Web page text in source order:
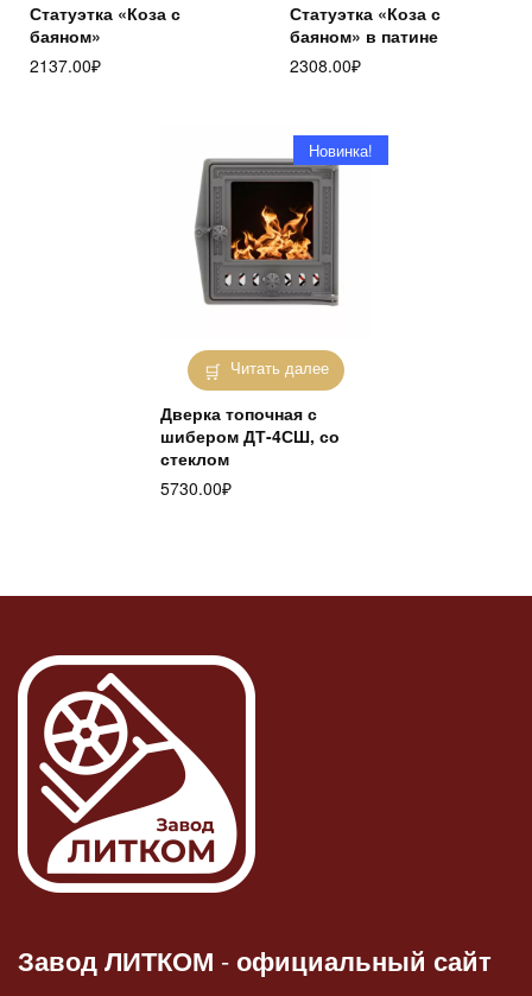
Статуэтка «Коза с
баяном»
2137.00₽
Статуэтка «Коза с
баяном» в патине
2308.00₽
Читать далее
Новинка!
Дверка топочная с
шибером ДТ-4СШ, со
стеклом
5730.00₽
Завод ЛИТКОМ -официальный сайт